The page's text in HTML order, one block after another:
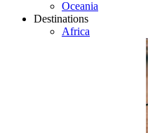
Oceania
Destinations
Africa